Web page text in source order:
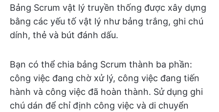
Bảng Scrum vật lý truyền thống được xây dựng
bằng các yếu tố vật lý như bảng trắng, ghi chú
dính, thẻ và bút đánh dấu.
Bạn có thể chia bảng Scrum thành ba phần:
công việc đang chờ xử lý, công việc đang tiến
hành và công việc đã hoàn thành. Sử dụng ghi
chú dán để chỉ định công việc và di chuyển